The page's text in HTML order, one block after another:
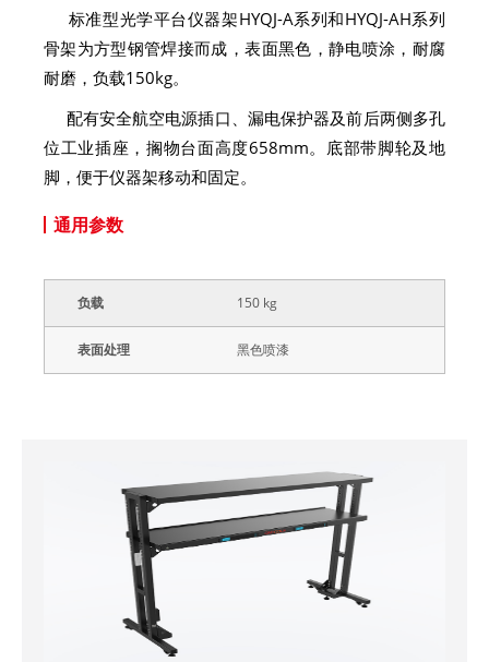
标准型光学平台仪器架HYQJ-A系列和HYQJ-AH系列
骨架为方型钢管焊接而成，表面黑色，静电喷涂，耐腐
耐磨，负载150kg。
配有安全航空电源插口、漏电保护器及前后两侧多孔
位工业插座，搁物台面高度658mm。底部带脚轮及地
脚，便于仪器架移动和固定。
通用参数
负载 150 kg
表面处理 黑色喷漆